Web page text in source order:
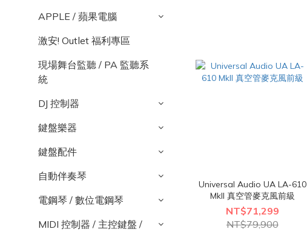
APPLE / 蘋果電腦
激安! Outlet 福利專區
現場舞台監聽 / PA 監聽系
統
DJ 控制器
鍵盤樂器
鍵盤配件
自動伴奏琴
電鋼琴 / 數位電鋼琴
MIDI 控制器 / 主控鍵盤 /
Universal Audio UA LA-610
MkII 真空管麥克風前級
NT$71,299
NT$79,900